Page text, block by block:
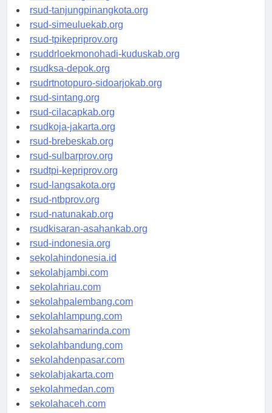
rsud-kotabogor.org
rsud-tanjungpinangkota.org
rsud-simeuluekab.org
rsud-tpikepriprov.org
rsuddrloekmonohadi-kuduskab.org
rsudksa-depok.org
rsudrtnotopuro-sidoarjokab.org
rsud-sintang.org
rsud-cilacapkab.org
rsudkoja-jakarta.org
rsud-brebeskab.org
rsud-sulbarprov.org
rsudtpi-kepriprov.org
rsud-langsakota.org
rsud-ntbprov.org
rsud-natunakab.org
rsudkisaran-asahankab.org
rsud-indonesia.org
sekolahindonesia.id
sekolahjambi.com
sekolahriau.com
sekolahpalembang.com
sekolahlampung.com
sekolahsamarinda.com
sekolahbandung.com
sekolahdenpasar.com
sekolahjakarta.com
sekolahmedan.com